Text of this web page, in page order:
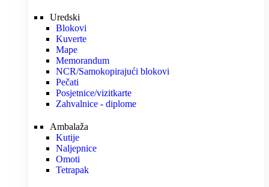
Uredski
Blokovi
Kuverte
Mape
Memorandum
NCR/Samokopirajući blokovi
Pečati
Posjetnice/vizitkarte
Zahvalnice - diplome
Ambalaža
Kutije
Naljepnice
Omoti
Tetrapak